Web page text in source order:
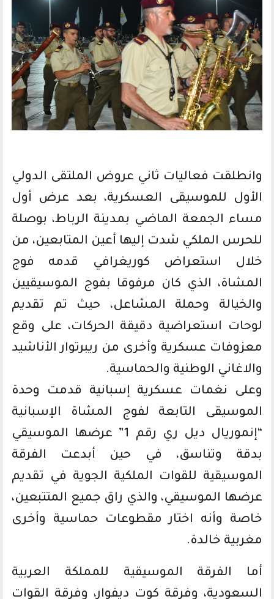
وانطلقت فعاليات ثاني عروض الملتقى الدولي
الأول للموسيقى العسكرية، بعد عرض أول
مساء الجمعة الماضي بمدينة الرباط، بوصلة
للحرس الملكي شدت إليها أعين المتابعين، من
خلال استعراض كوريغرافي قدمه فوج
المشاة، الذي كان مرفوقا بفوج الموسيقيين
والخيالة وحملة المشاعل، حيث تم تقديم
لوحات استعراضية دقيقة الحركات، على وقع
معزوفات عسكرية وأخرى من ريبرتوار الأناشيد
والاغاني الوطنية والحماسية.
وعلى نغمات عسكرية إسبانية قدمت وحدة
الموسيقى التابعة لفوج المشاة الإسبانية
“إنموريال ديل ري رقم 1” عرضها الموسيقي
بدقة وتناسق، في حين أبدعت الفرقة
الموسيقية للقوات الملكية الجوية في تقديم
عرضها الموسيقي، والذي راق جميع المتتبعين،
خاصة وأنه اختار مقطوعات حماسية وأخرى
مغربية خالدة.
أما الفرقة الموسيقية للمملكة العربية
السعودية، وفرقة كوت ديفوار، وفرقة القوات